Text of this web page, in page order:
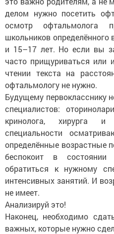
делом нужно посетить
осмотр офтальмолога
школьников определённого
и 15–17 лет. Но если вы
часто прищуриваться или
чтении текста на
офтальмологу не нужно.
Будущему первокласснику
специалистов:
кринолога, хирурга
специальности
определённые возрастные
беспокоит в
обратиться к нужному
интенсивных занятий. И
не имеет.
Анализируй это!
Наконец, необходимо
важных, которые нужно